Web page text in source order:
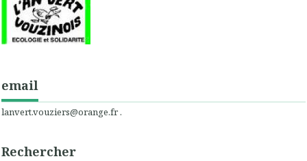
email
lanvert.vouziers@orange.fr .
Rechercher